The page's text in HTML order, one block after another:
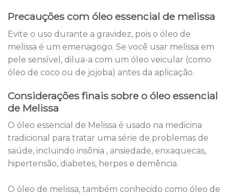
Precauções com óleo essencial de melissa
Evite o uso durante a gravidez, pois o óleo de
melissa é um emenagogo. Se você usar melissa em
pele sensível, dilua-a com um óleo veicular (como
óleo de coco ou de jojoba) antes da aplicação.
Considerações finais sobre o óleo essencial
de Melissa
O óleo essencial de Melissa é usado na medicina
tradicional para tratar uma série de problemas de
saúde, incluindo insônia , ansiedade, enxaquecas,
hipertensão, diabetes, herpes e demência.
O óleo de melissa, também conhecido como óleo de